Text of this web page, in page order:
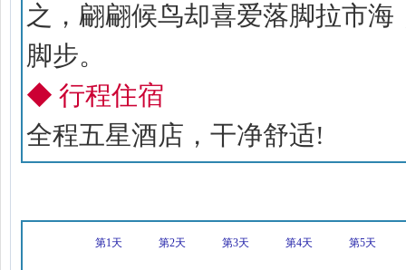
之，翩翩候鸟却喜爱落脚拉市
脚步。
◆ 行程住宿
全程五星酒店，干净舒适!
第1天 第2天 第3天 第4天 第5天